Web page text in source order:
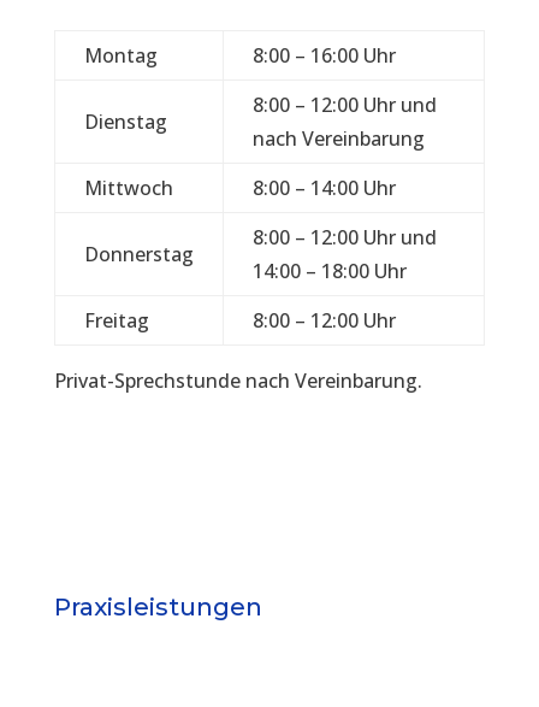
Montag 8:00 – 16:00 Uhr
Dienstag
8:00 – 12:00 Uhr und
nach Vereinbarung
Mittwoch
8:00 – 14:00 Uhr
Donnerstag
8:00 – 12:00 Uhr und
14:00 – 18:00 Uhr
Freitag
8:00 – 12:00 Uhr
Privat-Sprechstunde nach Vereinbarung.
Praxisleistungen